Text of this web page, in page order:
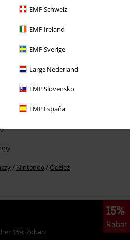
EMP Schweiz
EMP Ireland
EMP Sverige
Large Nederland
EMP Slovensko
EMP España
możliwości.
Seriale TV Odzież Topy
Topy
Nintendo Odzież
15%
Rabat
15% Zobacz